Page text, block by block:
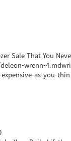
Sale That You Neve
wrenn-4.mdwri
as-you-thin